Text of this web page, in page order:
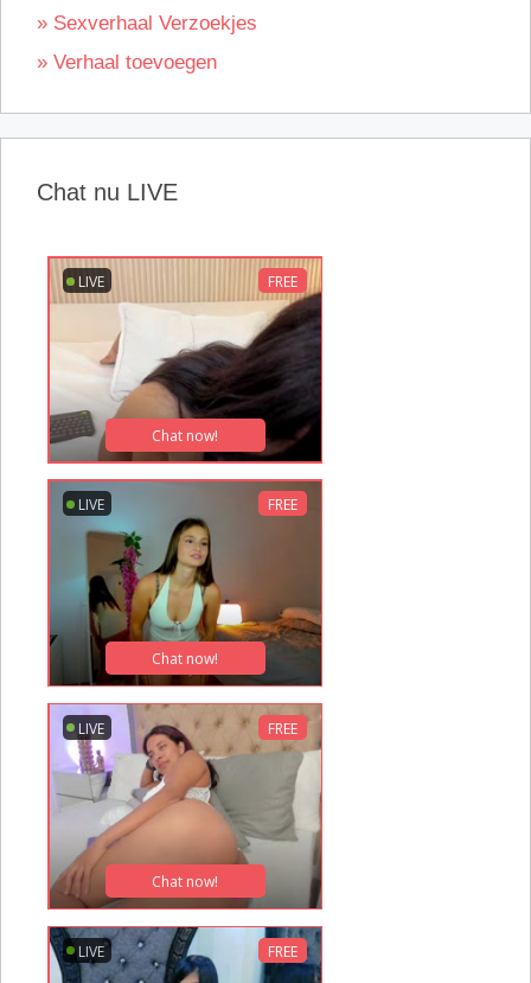
» Sexverhaal Verzoekjes
» Verhaal toevoegen
Chat nu LIVE